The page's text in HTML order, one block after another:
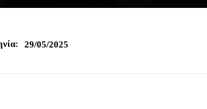
29/05/2025